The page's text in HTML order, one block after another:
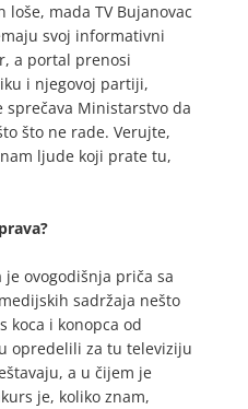
mada TV Bujanovac
svoj informativni
a portal prenosi
i njegovoj partiji,
sprečava Ministarstvo da
što ne rade. Verujte,
ljude koji prate tu,
je ovogodišnja priča sa
sadržaja nešto
koca i konopca od
opredelili za tu televiziju
a u čijem je
je, koliko znam,